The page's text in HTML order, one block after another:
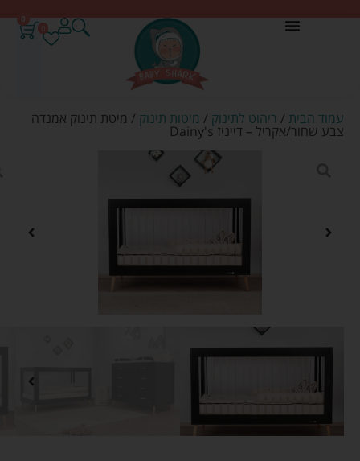
0
עמוד הבית / ריהוט לתינוק / מיטות תינוק / מיטת תינוק אמנדה
צבע שחור/אקריל – דייניז Dainy's